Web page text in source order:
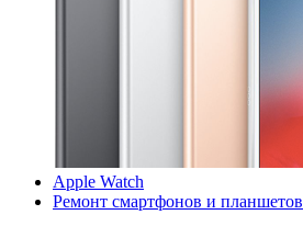
Apple Watch
Ремонт смартфонов и планшетов